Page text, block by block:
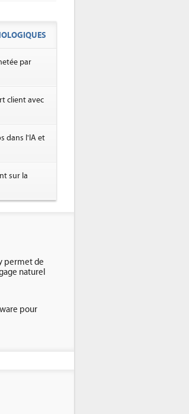
par
client avec
dans l'IA et
sur la
permet de
naturel
pour